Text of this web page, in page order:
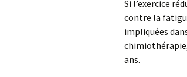
Si l’exercice
contre la
impliquées
ans.